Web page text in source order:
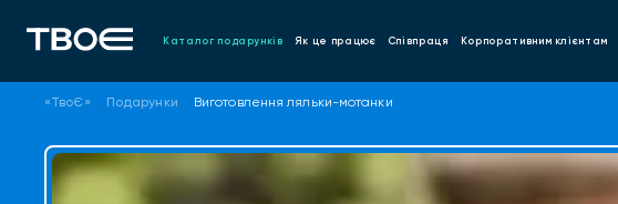
Каталог подарунків Як це працює Співпраця Корпоративним клієнтам
«ТвоЄ» Подарунки Виготовлення ляльки-мотанки